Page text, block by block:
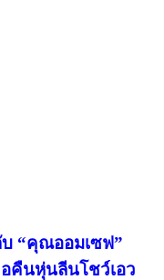
“คุณออมเซฟ”
คืนหุ่นลีนโชว์เอว